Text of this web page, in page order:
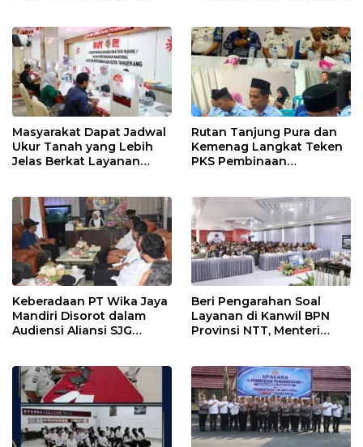
TENTANG SINDIKAT
PENIPU PENJUALAN EMAS
Masyarakat Dapat Jadwal
Ukur Tanah yang Lebih
Jelas Berkat Layanan
Rutan Tanjung Pura dan
Kemenag Langkat Teken
PKS Pembinaan
Keberadaan PT Wika Jaya
Mandiri Disorot dalam
Audiensi Aliansi SJG
Beri Pengarahan Soal
Layanan di Kanwil BPN
Provinsi NTT, Menteri